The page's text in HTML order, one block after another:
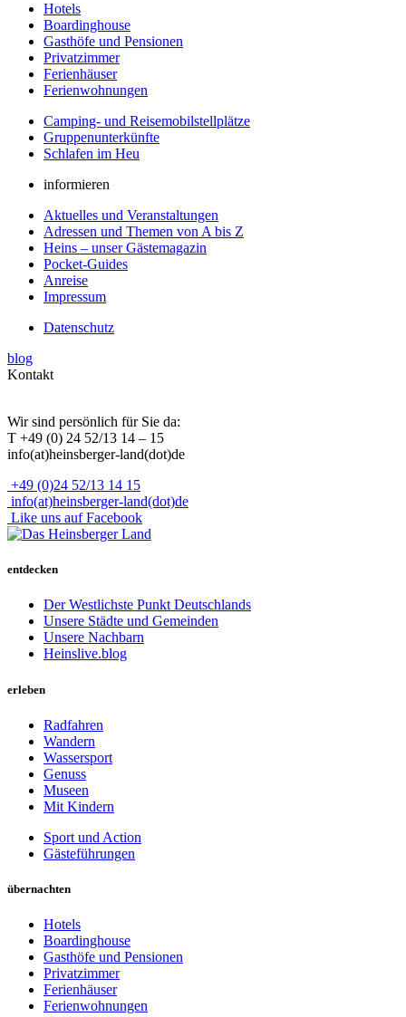
Hotels
Boardinghouse
Gasthöfe und Pensionen
Privatzimmer
Ferienhäuser
Ferienwohnungen
Camping- und Reisemobilstellplätze
Gruppenunterkünfte
Schlafen im Heu
informieren
Aktuelles und Veranstaltungen
Adressen und Themen von A bis Z
Heins – unser Gästemagazin
Pocket-Guides
Anreise
Impressum
Datenschutz
blog
Kontakt
Wir sind persönlich für Sie da:
T +49 (0) 24 52/13 14 – 15
info(at)heinsberger-land(dot)de
+49 (0)24 52/13 14 15
info(at)heinsberger-land(dot)de
Like uns auf Facebook
entdecken
Der Westlichste Punkt Deutschlands
Unsere Städte und Gemeinden
Unsere Nachbarn
Heinslive.blog
erleben
Radfahren
Wandern
Wassersport
Genuss
Museen
Mit Kindern
Sport und Action
Gästeführungen
übernachten
Hotels
Boardinghouse
Gasthöfe und Pensionen
Privatzimmer
Ferienhäuser
Ferienwohnungen